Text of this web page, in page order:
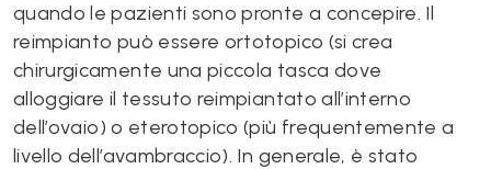
quando le pazienti sono pronte a concepire. Il
reimpianto può essere ortotopico (si crea
chirurgicamente una piccola tasca dove
alloggiare il tessuto reimpiantato all’interno
dell’ovaio) o eterotopico (più frequentemente a
livello dell’avambraccio). In generale, è stato